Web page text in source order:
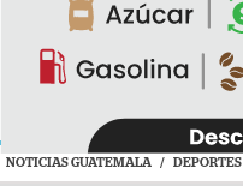
NOTICIAS GUATEMALA / DEPORTES